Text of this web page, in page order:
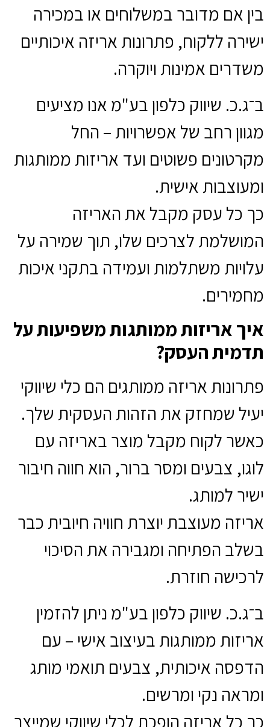
בין אם מדובר במשלוחים או במכירה
ישירה ללקוח, פתרונות אריזה איכותיים
משדרים אמינות ויוקרה.
ב־ג.כ. שיווק כלפון בע"מ אנו מציעים
מגוון רחב של אפשרויות – החל
מקרטונים פשוטים ועד אריזות ממותגות
ומעוצבות אישית.
כך כל עסק מקבל את האריזה
המושלמת לצרכים שלו, תוך שמירה על
עלויות משתלמות ועמידה בתקני איכות
מחמירים.
איך אריזות ממותגות משפיעות על
תדמית העסק?
פתרונות אריזה ממותגים הם כלי שיווקי
יעיל שמחזק את הזהות העסקית שלך.
כאשר לקוח מקבל מוצר באריזה עם
לוגו, צבעים ומסר ברור, הוא חווה חיבור
ישיר למותג.
אריזה מעוצבת יוצרת חוויה חיובית כבר
בשלב הפתיחה ומגבירה את הסיכוי
לרכישה חוזרת.
ב־ג.כ. שיווק כלפון בע"מ ניתן להזמין
אריזות ממותגות בעיצוב אישי – עם
הדפסה איכותית, צבעים תואמי מותג
ומראה נקי ומרשים.
כך כל אריזה הופכת לכלי שיווקי שמייצר